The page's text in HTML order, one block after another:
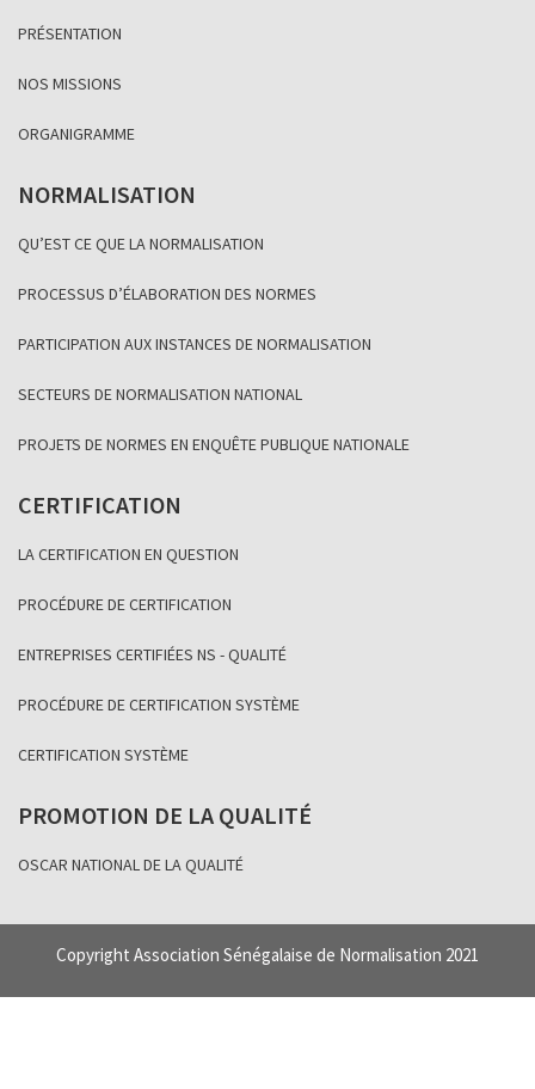
PRÉSENTATION
NOS MISSIONS
ORGANIGRAMME
NORMALISATION
QU’EST CE QUE LA NORMALISATION
PROCESSUS D’ÉLABORATION DES NORMES
PARTICIPATION AUX INSTANCES DE NORMALISATION
SECTEURS DE NORMALISATION NATIONAL
PROJETS DE NORMES EN ENQUÊTE PUBLIQUE NATIONALE
CERTIFICATION
LA CERTIFICATION EN QUESTION
PROCÉDURE DE CERTIFICATION
ENTREPRISES CERTIFIÉES NS - QUALITÉ
PROCÉDURE DE CERTIFICATION SYSTÈME
CERTIFICATION SYSTÈME
PROMOTION DE LA QUALITÉ
OSCAR NATIONAL DE LA QUALITÉ
Copyright Association Sénégalaise de Normalisation 2021